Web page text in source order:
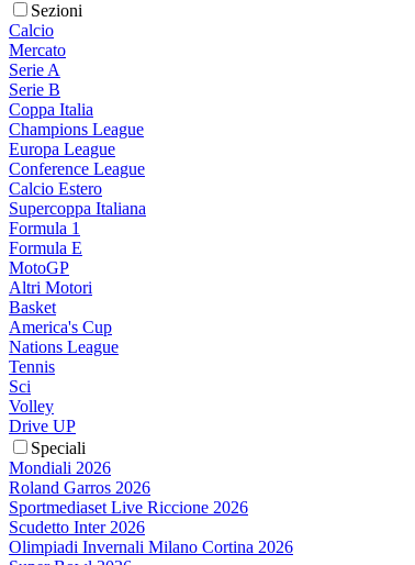
Sezioni
Calcio
Mercato
Serie A
Serie B
Coppa Italia
Champions League
Europa League
Conference League
Calcio Estero
Supercoppa Italiana
Formula 1
Formula E
MotoGP
Altri Motori
Basket
America's Cup
Nations League
Tennis
Sci
Volley
Drive UP
Speciali
Mondiali 2026
Roland Garros 2026
Sportmediaset Live Riccione 2026
Scudetto Inter 2026
Olimpiadi Invernali Milano Cortina 2026